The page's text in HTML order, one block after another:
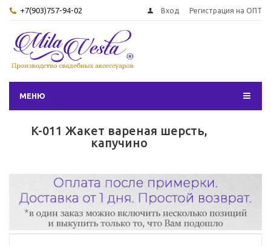
+7(903)757-94-02 Вход Регистрация на ОПТ
МЕНЮ
K-011 Жакет вареная шерсть,
капучино